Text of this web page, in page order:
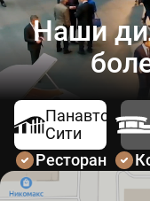
Наши
Панавто
Сити
Ресторан